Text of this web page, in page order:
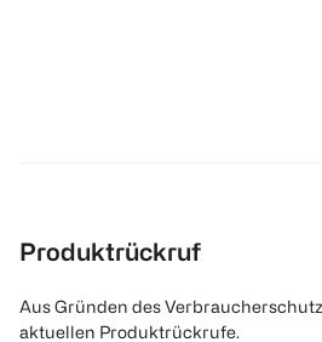
Produktrückruf
Aus Gründen des
aktuellen Produktrückrufe.